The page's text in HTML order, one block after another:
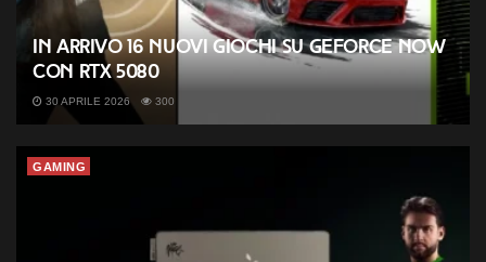
In arrivo 16 nuovi giochi su GeForce NOW
con RTX 5080
30 APRILE 2026 300
GAMING